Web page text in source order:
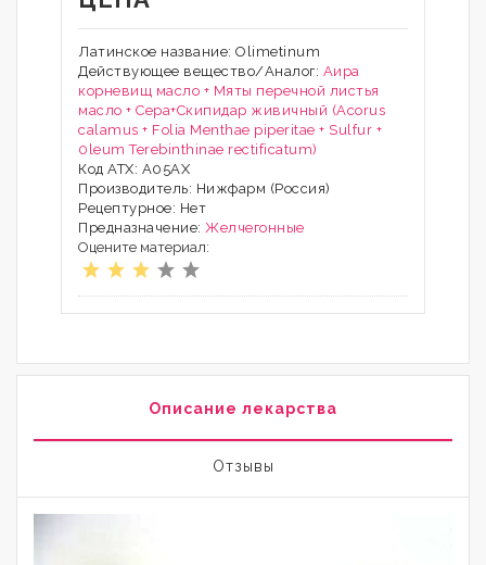
Латинское название: Olimetinum
Действующее вещество/Аналог: Аира
корневищ масло + Мяты перечной листья
масло + Сера+Скипидар живичный (Acorus
calamus + Folia Menthae piperitae + Sulfur +
0leum Теrebinthinае rесtifiсаtum)
Код АТХ: A05AX
Производитель: Нижфарм (Россия)
Рецептурное: Нет
Предназначение: Желчегонные
Оцените материал:
Описание лекарства
Отзывы